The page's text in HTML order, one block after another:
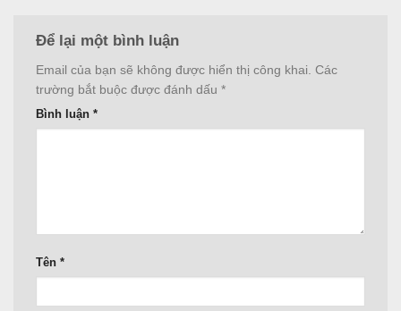
Để lại một bình luận
Email của bạn sẽ không được hiển thị công khai. Các
trường bắt buộc được đánh dấu *
Bình luận *
Tên *